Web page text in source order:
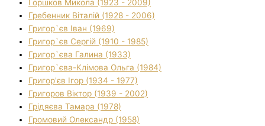
Горшков Микола (1923 - 2009)
Гребенник Віталій (1928 - 2006)
Григор`єв Іван (1969)
Григор`єв Сергій (1910 - 1985)
Григор`єва Галина (1933)
Григор`єва-Клімова Ольга (1984)
Григор'єв Ігор (1934 - 1977)
Григоров Віктор (1939 - 2002)
Грідяєва Тамара (1978)
Громовий Олександр (1958)